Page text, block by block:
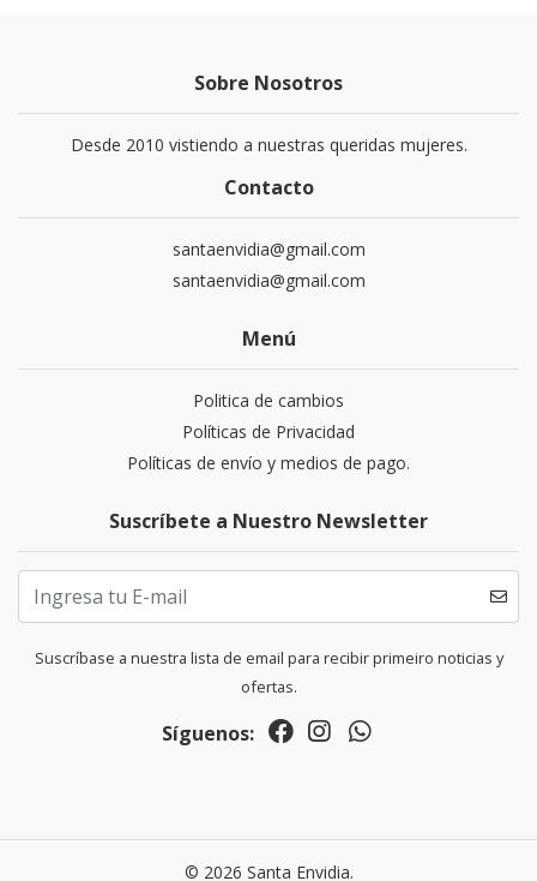
Sobre Nosotros
Desde 2010 vistiendo a nuestras queridas mujeres.
Contacto
santaenvidia@gmail.com
santaenvidia@gmail.com
Menú
Politica de cambios
Políticas de Privacidad
Políticas de envío y medios de pago.
Suscríbete a Nuestro Newsletter
Suscríbase a nuestra lista de email para recibir primeiro noticias y
ofertas.
Síguenos:
© 2026 Santa Envidia.